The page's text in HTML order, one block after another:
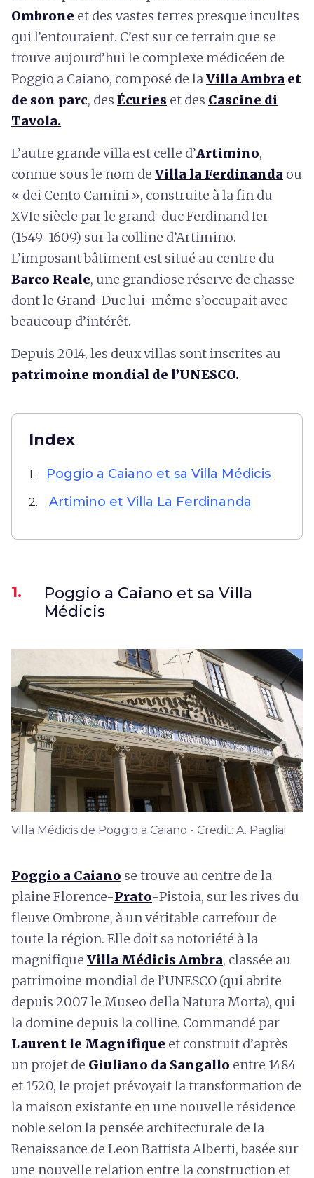
Ombrone et des vastes terres presque incultes
qui l’entouraient. C’est sur ce terrain que se
trouve aujourd’hui le complexe médicéen de
Poggio a Caiano, composé de laVilla Ambra et
de son parc, des Écuries et des Cascine di
Tavola.
L’autre grande villa est celle d’Artimino,
connue sous le nom de Villa la Ferdinanda ou
« dei Cento Camini », construite à la fin du
XVIe siècle par le grand-duc Ferdinand Ier
(1549-1609) sur la colline d’Artimino.
L’imposant bâtiment est situé au centre du
Barco Reale, une grandiose réserve de chasse
dont le Grand-Duc lui-même s’occupait avec
beaucoup d’intérêt.
Depuis 2014, les deux villas sont inscrites au
patrimoine mondial de l’UNESCO.
Index
1. Poggio a Caiano et sa Villa Médicis
2. Artimino et Villa La Ferdinanda
1.
Poggio a Caiano et sa Villa
Médicis
Villa Médicis de Poggio a Caiano - Credit: A. Pagliai
Poggio a Caiano se trouve au centre de la
plaine Florence-Prato-Pistoia, sur les rives du
fleuve Ombrone, à un véritable carrefour de
toute la région. Elle doit sa notoriété à la
magnifique Villa Médicis Ambra, classée au
patrimoine mondial de l’UNESCO (qui abrite
depuis 2007 le Museo della Natura Morta), qui
la domine depuis la colline. Commandé par
Laurent le Magnifique et construit d’après
un projet de Giuliano da Sangallo entre 1484
et 1520, le projet prévoyait la transformation de
la maison existante en une nouvelle résidence
noble selon la pensée architecturale de la
Renaissance de Leon Battista Alberti, basée sur
une nouvelle relation entre la construction et